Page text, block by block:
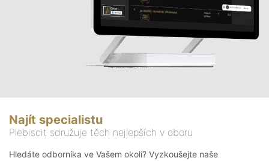
Najít specialistu
Plebiscit sdružuje těch nejlepších v oboru
Hledáte odborníka ve Vašem okolí? Vyzkoušejte naše